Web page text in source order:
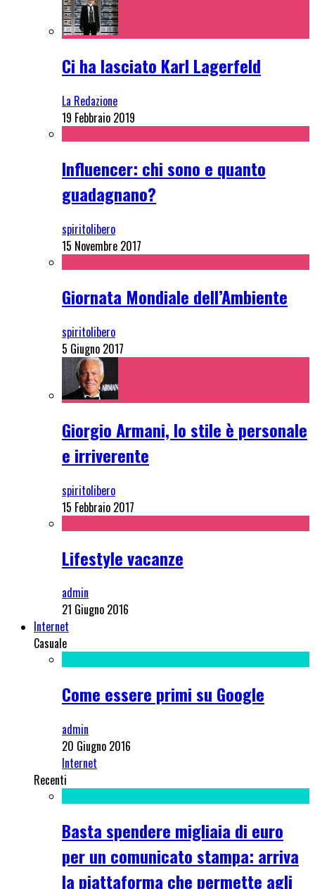
Ci ha lasciato Karl Lagerfeld
La Redazione
19 Febbraio 2019
Influencer: chi sono e quanto
guadagnano?
spiritolibero
15 Novembre 2017
Giornata Mondiale dell’Ambiente
spiritolibero
5 Giugno 2017
Giorgio Armani, lo stile è personale
e irriverente
spiritolibero
15 Febbraio 2017
Lifestyle vacanze
admin
21 Giugno 2016
Internet
Casuale
Come essere primi su Google
admin
20 Giugno 2016
Internet
Recenti
Basta spendere migliaia di euro
per un comunicato stampa: arriva
la piattaforma che permette agli